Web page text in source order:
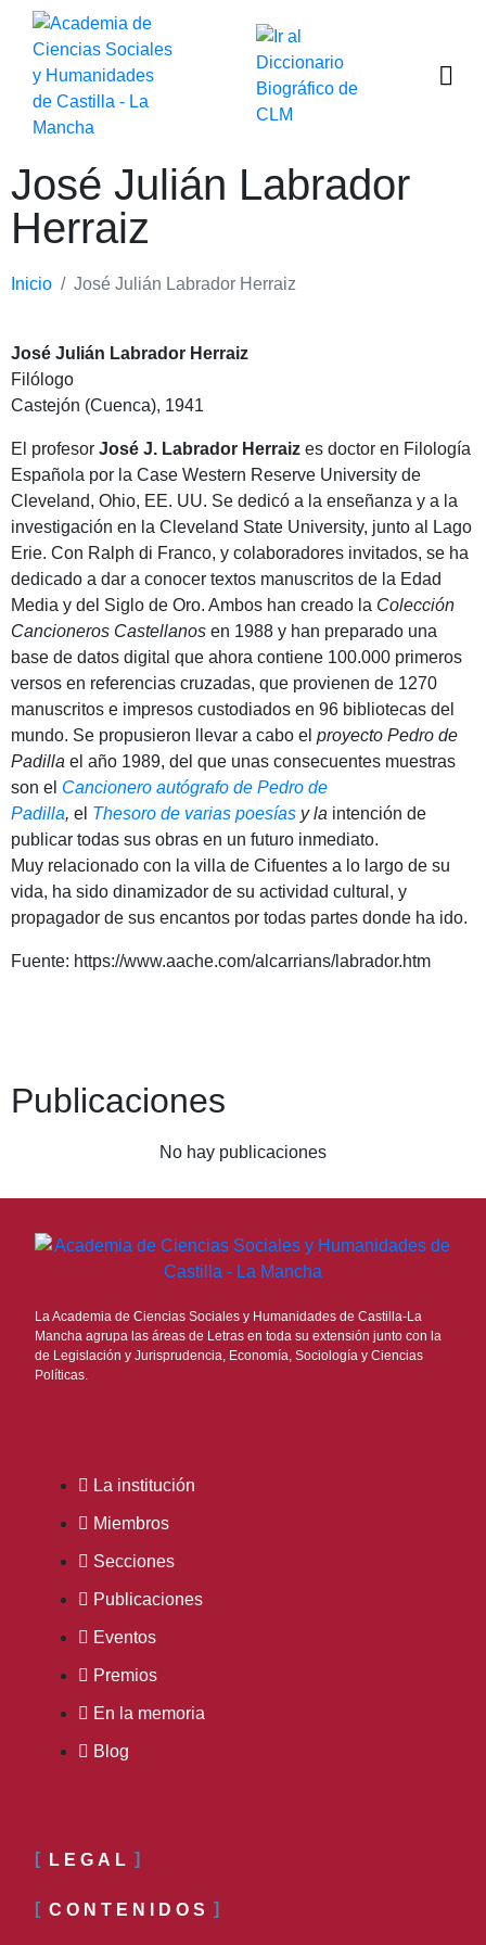
José Julián Labrador
Herraiz
Inicio José Julián Labrador Herraiz
José Julián Labrador Herraiz
Filólogo
Castejón (Cuenca), 1941
El profesor José J. Labrador Herraiz es doctor en Filología
Española por la Case Western Reserve University de
Cleveland, Ohio, EE. UU. Se dedicó a la enseñanza y a la
investigación en la Cleveland State University, junto al Lago
Erie. Con Ralph di Franco, y colaboradores invitados, se ha
dedicado a dar a conocer textos manuscritos de la Edad
Media y del Siglo de Oro. Ambos han creado la Colección
Cancioneros Castellanos en 1988 y han preparado una
base de datos digital que ahora contiene 100.000 primeros
versos en referencias cruzadas, que provienen de 1270
manuscritos e impresos custodiados en 96 bibliotecas del
mundo. Se propusieron llevar a cabo el proyecto Pedro de
Padilla el año 1989, del que unas consecuentes muestras
son el Cancionero autógrafo de Pedro de
Padilla, el Thesoro de varias poesías y la intención de
publicar todas sus obras en un futuro inmediato.
Muy relacionado con la villa de Cifuentes a lo largo de su
vida, ha sido dinamizador de su actividad cultural, y
propagador de sus encantos por todas partes donde ha ido.
Fuente: https://www.aache.com/alcarrians/labrador.htm
Publicaciones
No hay publicaciones
La Academia de Ciencias Sociales y Humanidades de Castilla-La
Mancha agrupa las áreas de Letras en toda su extensión junto con la
de Legislación y Jurisprudencia, Economía, Sociología y Ciencias
Políticas.
La institución
Miembros
Secciones
Publicaciones
Eventos
Premios
En la memoria
Blog
LEGAL
CONTENIDOS